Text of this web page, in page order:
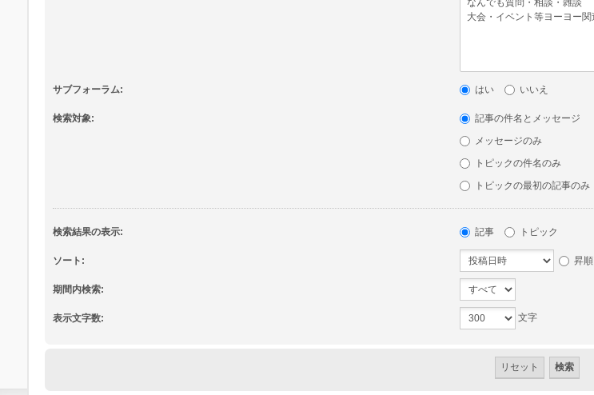
サブフォーラム: はい いいえ
検索対象:
記事の件名とメッセージ
メッセージのみ
トピックの件名のみ
トピックの最初の記事のみ
検索結果の表示: 記事 トピック
ソート: 昇順
期間内検索:
表示文字数: 文字